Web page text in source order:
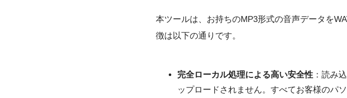
本ツールは、お持ちのMP3形式の音声データを
徴は以下の通りです。
完全ローカル処理による高い安全性：読み
ップロードされません。すべてお客様のパ